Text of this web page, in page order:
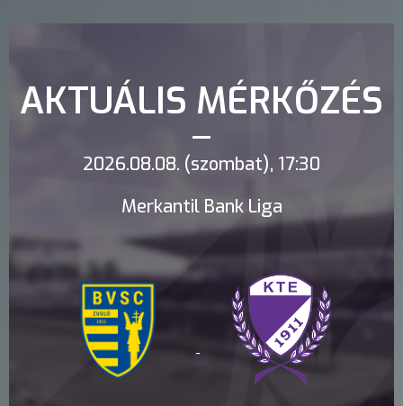
AKTUÁLIS MÉRKŐZÉS
2026.08.08. (szombat), 17:30
Merkantil Bank Liga
-